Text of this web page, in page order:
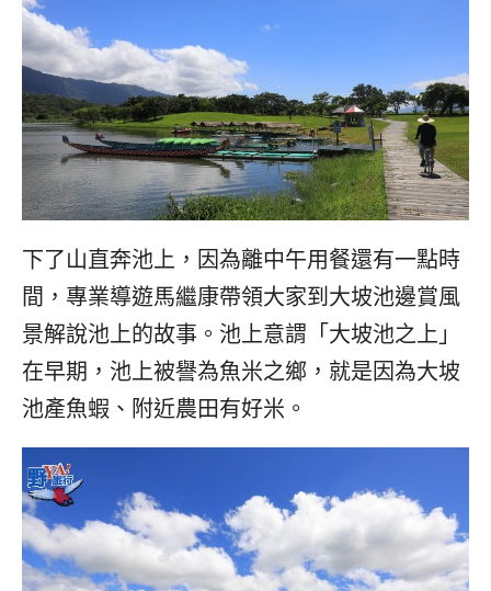
下了山直奔池上，因為離中午用餐還有一點時
間，專業導遊馬繼康帶領大家到大坡池邊賞風
景解說池上的故事。池上意謂「大坡池之上」
在早期，池上被譽為魚米之鄉，就是因為大坡
池產魚蝦、附近農田有好米。